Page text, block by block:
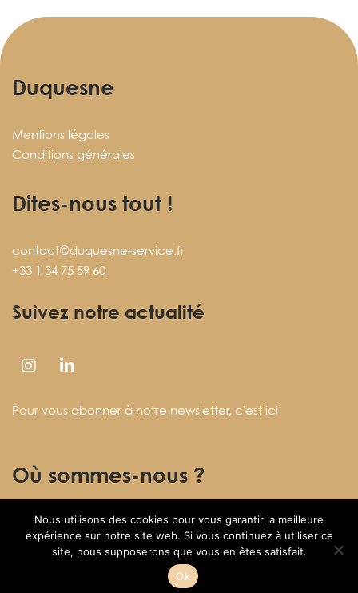
Duquesne
Mentions légales
Conditions générales
Dites-nous tout !
contact@duquesne-service.fr
+33 1 34 75 59 60
Suivez notre actualité
Pour vous abonner à notre newsletter, c'est ici
Où sommes-nous ?
27 rue des Fontenelles
78920 ECQUEVILLY
Nous utilisons des cookies pour vous garantir la meilleure
expérience sur notre site web. Si vous continuez à utiliser ce
site, nous supposerons que vous en êtes satisfait.
Ok